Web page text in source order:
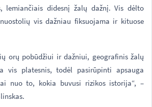
lemiančiais didesnį žalų dažnį. Vis dėlto
vis dažniau fiksuojama ir kituose
orų pobūdžiui ir dažniui, geografinis žalų
vis platesnis, todėl pasirūpinti apsauga
nuo to, kokia buvusi rizikos istorija“, –